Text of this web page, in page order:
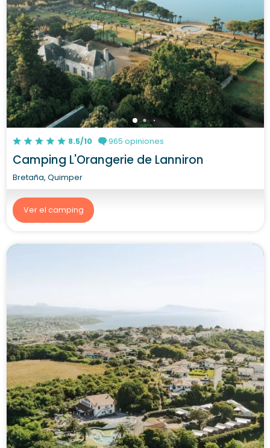
8.5/10 965 opiniones
Camping L'Orangerie de Lanniron
Bretaña, Quimper
Ver el camping